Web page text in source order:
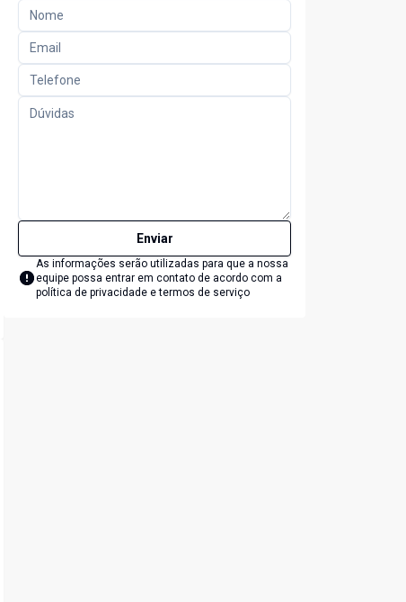
Enviar
As informações serão utilizadas para que a nossa
equipe possa entrar em contato de acordo com a
política de privacidade e termos de serviço